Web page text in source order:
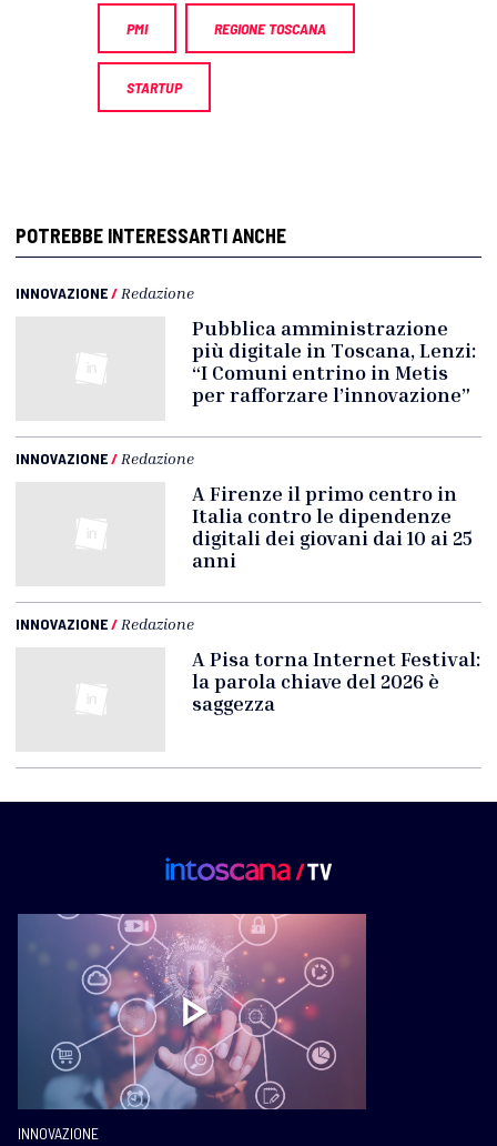
PMI REGIONE TOSCANA
STARTUP
POTREBBE INTERESSARTI ANCHE
INNOVAZIONE/ Redazione
Pubblica amministrazione
più digitale in Toscana, Lenzi:
“I Comuni entrino in Metis
per rafforzare l’innovazione”
INNOVAZIONE/ Redazione
A Firenze il primo centro in
Italia contro le dipendenze
digitali dei giovani dai 10 ai 25
anni
INNOVAZIONE/ Redazione
A Pisa torna Internet Festival:
la parola chiave del 2026 è
saggezza
INNOVAZIONE